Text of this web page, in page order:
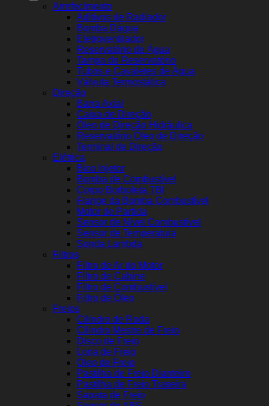
Arrefecimento
Aditivos de Radiador
Bomba Dágua
Eletroventilador
Reservatório de Água
Tampa do Reservatório
Tubos e Cavaletes de Água
Válvula Termostática
Direção
Barra Axial
Caixa de Direção
Óleo de Direção Hidráulica
Reservatório Óleo de Direção
Terminal de Direção
Elétrica
Bico Injetor
Bomba de Combustível
Corpo Borboleta TBI
Flange da Bomba Combustível
Motor de Partida
Sensor de Nível Combustível
Sensor de Temperatura
Sonda Lambda
Filtros
Filtro de Ar do Motor
Filtro de Cabine
Filtro de Combustível
Filtro de Óleo
Freios
Cilindro de Roda
Cilindro Mestre de Freio
Disco de Freio
Lona de Freio
Óleo de Freio
Pastilha de Freio Dianteiro
Pastilha de Freio Traseira
Sapata de Freio